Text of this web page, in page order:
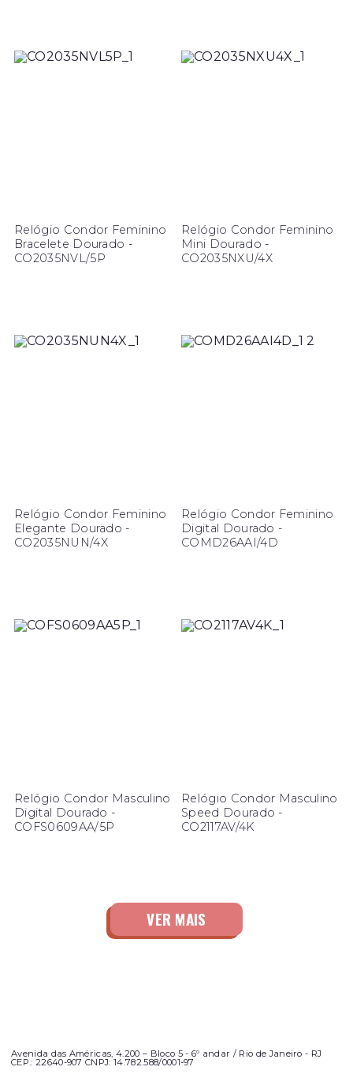
Relógio Condor Feminino
Bracelete Dourado -
CO2035NVL/5P
Relógio Condor Feminino
Mini Dourado -
CO2035NXU/4X
Relógio Condor Feminino
Elegante Dourado -
CO2035NUN/4X
Relógio Condor Feminino
Digital Dourado -
COMD26AAI/4D
Relógio Condor Masculino
Digital Dourado -
COFS0609AA/5P
Relógio Condor Masculino
Speed Dourado -
CO2117AV/4K
Avenida das Américas, 4.200 – Bloco 5 - 6º andar / Rio de Janeiro - RJ
CEP.: 22640-907 CNPJ: 14.782.588/0001-97